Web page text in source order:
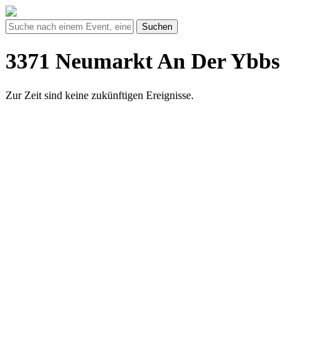
Suchen
3371 Neumarkt An Der Ybbs
Zur Zeit sind keine zukünftigen Ereignisse.